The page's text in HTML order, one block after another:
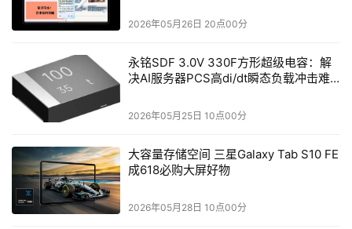
析、异常检测和自动合规等任务开拓了全新概念。我们正在
推动电信行业的企业释放这种潜能，以前所未有的速度开启
创新的未来。”
作为5G市场的领导者，风河公司在全球首次成功5G数据会
话和商业vRAN/O-RAN项目以及建构世界最大的Open RAN
署；在全球率先成功实现5G数据会话并建构了世界最大的
Open RAN网络；推出了首个用于商业服务的全自动边缘数
据中心。
2026年05月26日 20点00分
永铭SDF 3.0V 330F方形超级电容：解
决AI服务器PCS高di/dt瞬态负载冲击难
2026年05月25日 10点00分
大容量存储空间 三星Galaxy Tab S10 FE
成618必购大屏好物
2026年05月28日 10点00分